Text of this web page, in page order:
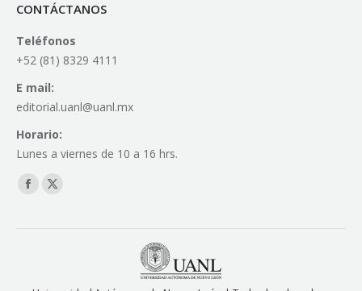
CONTÁCTANOS
Teléfonos
+52 (81) 8329 4111
E mail:
editorial.uanl@uanl.mx
Horario:
Lunes a viernes de 10 a 16 hrs.
Find us on:
Facebook
X